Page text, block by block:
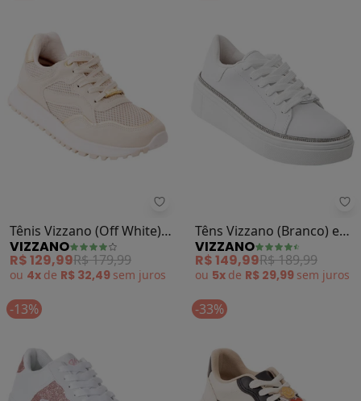
Vizzano - Tênis Vizzano (Off
Tênis Vizzano (Off White)
em Sintético e Tecido
VIZZANO
R$ 129,99R$ 179,99
ou 4x de R$ 32,49 sem juros
Têns Vizzano (Branco) em
Sintetico
VIZZANO
R$ 149,99R$ 189,99
ou 5x de R$ 29,99 sem juros
-13% -33%